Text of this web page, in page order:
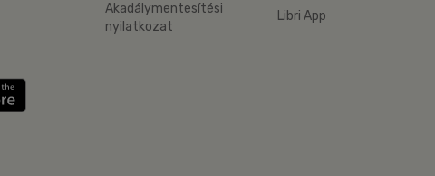
meg: Google Play
Akadálymentesítési
nyilatkozat
Libri App